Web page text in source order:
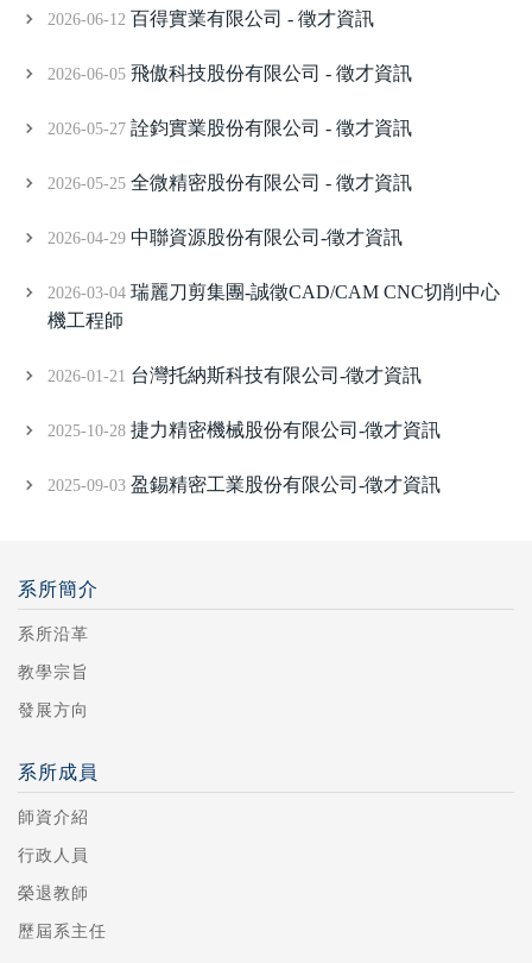
2026-06-12 百得實業有限公司 - 徵才資訊
2026-06-05 飛傲科技股份有限公司 - 徵才資訊
2026-05-27 詮鈞實業股份有限公司 - 徵才資訊
2026-05-25 全微精密股份有限公司 - 徵才資訊
2026-04-29 中聯資源股份有限公司-徵才資訊
2026-03-04 瑞麗刀剪集團-誠徵CAD/CAM CNC切削中心
機工程師
2026-01-21 台灣托納斯科技有限公司-徵才資訊
2025-10-28 捷力精密機械股份有限公司-徵才資訊
2025-09-03 盈錫精密工業股份有限公司-徵才資訊
系所簡介
系所沿革
教學宗旨
發展方向
系所成員
師資介紹
行政人員
榮退教師
歷屆系主任